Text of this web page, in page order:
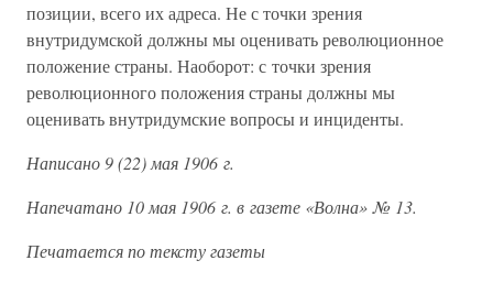
позиции, всего их адреса. Не с точки зрения
внутридумской должны мы оценивать революционное
положение страны. Наоборот: с точки зрения
революционного положения страны должны мы
оценивать внутридумские вопросы и инциденты.
Написано 9 (22) мая 1906 г.
Напечатано 10 мая 1906 г. в газете «Волна» № 13.
Печатается по тексту газеты